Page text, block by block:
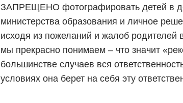
ЗАПРЕЩЕНО фотографировать детей в
министерства образования и личное
исходя из пожеланий и жалоб родителей
мы прекрасно понимаем – что значит
большинстве случаев вся
условиях она берет на себя эту